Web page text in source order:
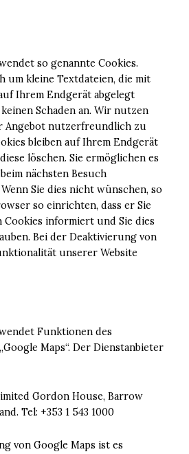
so genannte Cookies.
um kleine Textdateien, die mit
Ihrem Endgerät abgelegt
Schaden an. Wir nutzen
Angebot nutzerfreundlich zu
bleiben auf Ihrem Endgerät
löschen. Sie ermöglichen es
nächsten Besuch
Sie dies nicht wünschen, so
so einrichten, dass er Sie
Cookies informiert und Sie dies
Bei der Deaktivierung von
unserer Website
Funktionen des
Maps“. Der Dienstanbieter
Gordon House, Barrow
Tel: +353 1 543 1000
von Google Maps ist es